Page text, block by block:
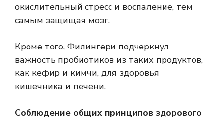
окислительный стресс и воспаление, тем
самым защищая мозг.
Кроме того, Филингери подчеркнул
важность пробиотиков из таких продуктов,
как кефир и кимчи, для здоровья
кишечника и печени.
Соблюдение общих принципов здорового